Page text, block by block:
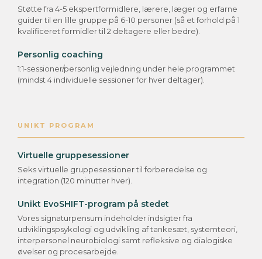
Støtte fra 4-5 ekspertformidlere, lærere, læger og erfarne
guider til en lille gruppe på 6-10 personer (så et forhold på 1
kvalificeret formidler til 2 deltagere eller bedre).
Personlig coaching
1:1-sessioner/personlig vejledning under hele programmet
(mindst 4 individuelle sessioner for hver deltager).
UNIKT PROGRAM
Virtuelle gruppesessioner
Seks virtuelle gruppesessioner til forberedelse og
integration (120 minutter hver).
Unikt EvoSHIFT-program på stedet
Vores signaturpensum indeholder indsigter fra
udviklingspsykologi og udvikling af tankesæt, systemteori,
interpersonel neurobiologi samt refleksive og dialogiske
øvelser og procesarbejde.